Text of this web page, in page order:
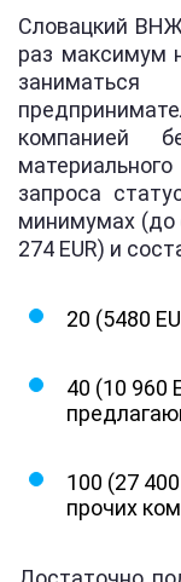
Словацкий
раз максимум
компанией
запроса
минимумах (до
274 EUR) и
20 (5480
40 (10 960
100 (27
прочих